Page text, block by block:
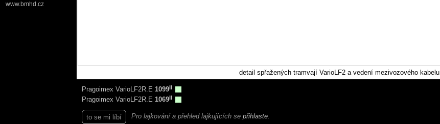
detail spřažených tramvají VarioLF2 a vedení mezivozového kabelu
Pragoimex VarioLF2R.E 1099
Pragoimex VarioLF2R.E 1069
to se mi líbí Pro lajkování a přehled lajkujících se přihlaste.
www.bmhd.cz